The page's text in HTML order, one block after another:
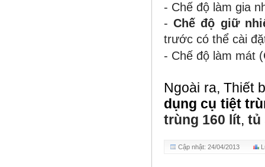
- Chế độ làm gia
-Chế độ giữ
trước có thể cài
- Chế độ làm mát
Ngoài ra, Thiết
dụng cụ tiệt
trùng 160 lít, tủ
Cập nhật: 24/04/2013